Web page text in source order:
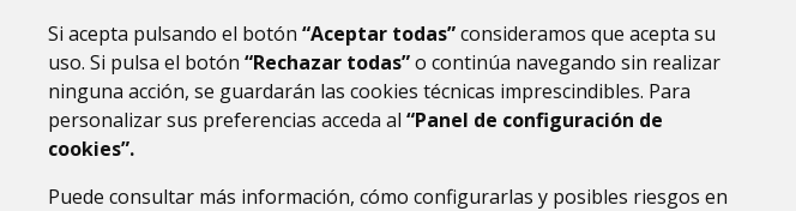
Si acepta pulsando el botón “Aceptar todas”consideramos que acepta su
uso. Si pulsa el botón “Rechazar todas”o continúa navegando sin realizar
ninguna acción, se guardarán las cookies técnicas imprescindibles. Para
personalizar sus preferencias acceda al “Panel de configuración de
cookies”.
Puede consultar más información, cómo configurarlas y posibles riesgos en
(ESPAÑA)